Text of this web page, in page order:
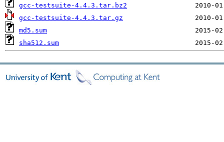
gcc-testsuite-4.4.3.tar.bz2
gcc-testsuite-4.4.3.tar.gz
md5.sum
sha512.sum